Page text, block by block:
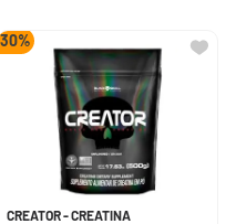
30%
CREATOR - CREATINA